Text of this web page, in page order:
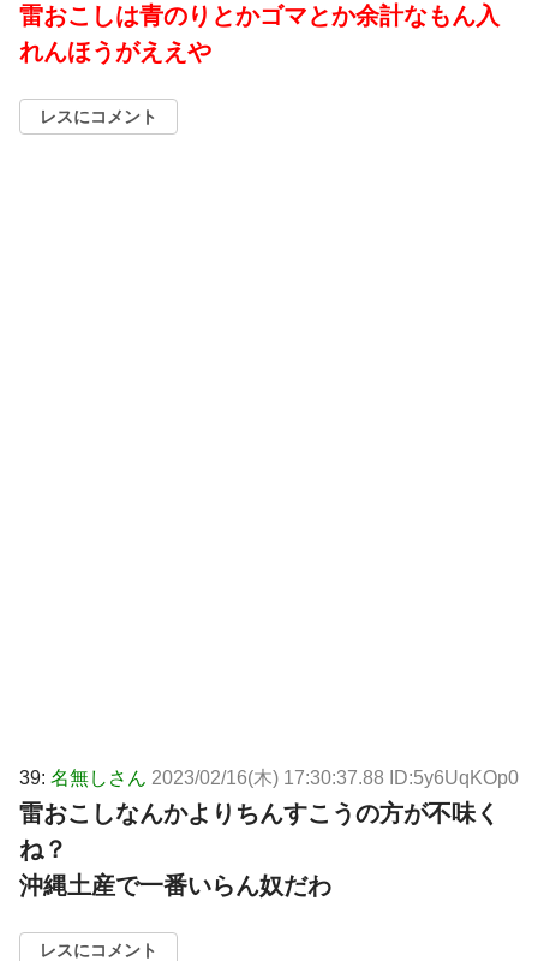
雷おこしは青のりとかゴマとか余計なもん入
れんほうがええや
レスにコメント
39: 名無しさん 2023/02/16(木) 17:30:37.88 ID:5y6UqKOp0
雷おこしなんかよりちんすこうの方が不味く
ね？
沖縄土産で一番いらん奴だわ
レスにコメント